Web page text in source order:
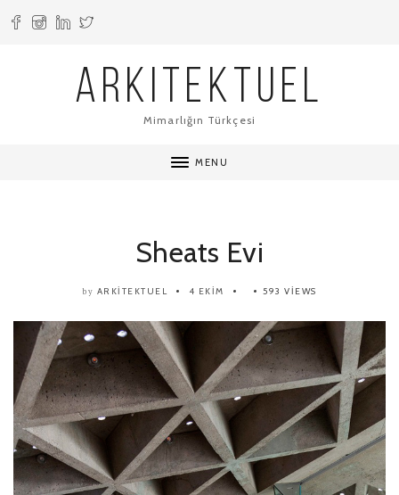
ARKITEKTUEL
Mimarlığın Türkçesi
MENU
Sheats Evi
by ARKITEKTUEL 4 EKIM 593 VIEWS